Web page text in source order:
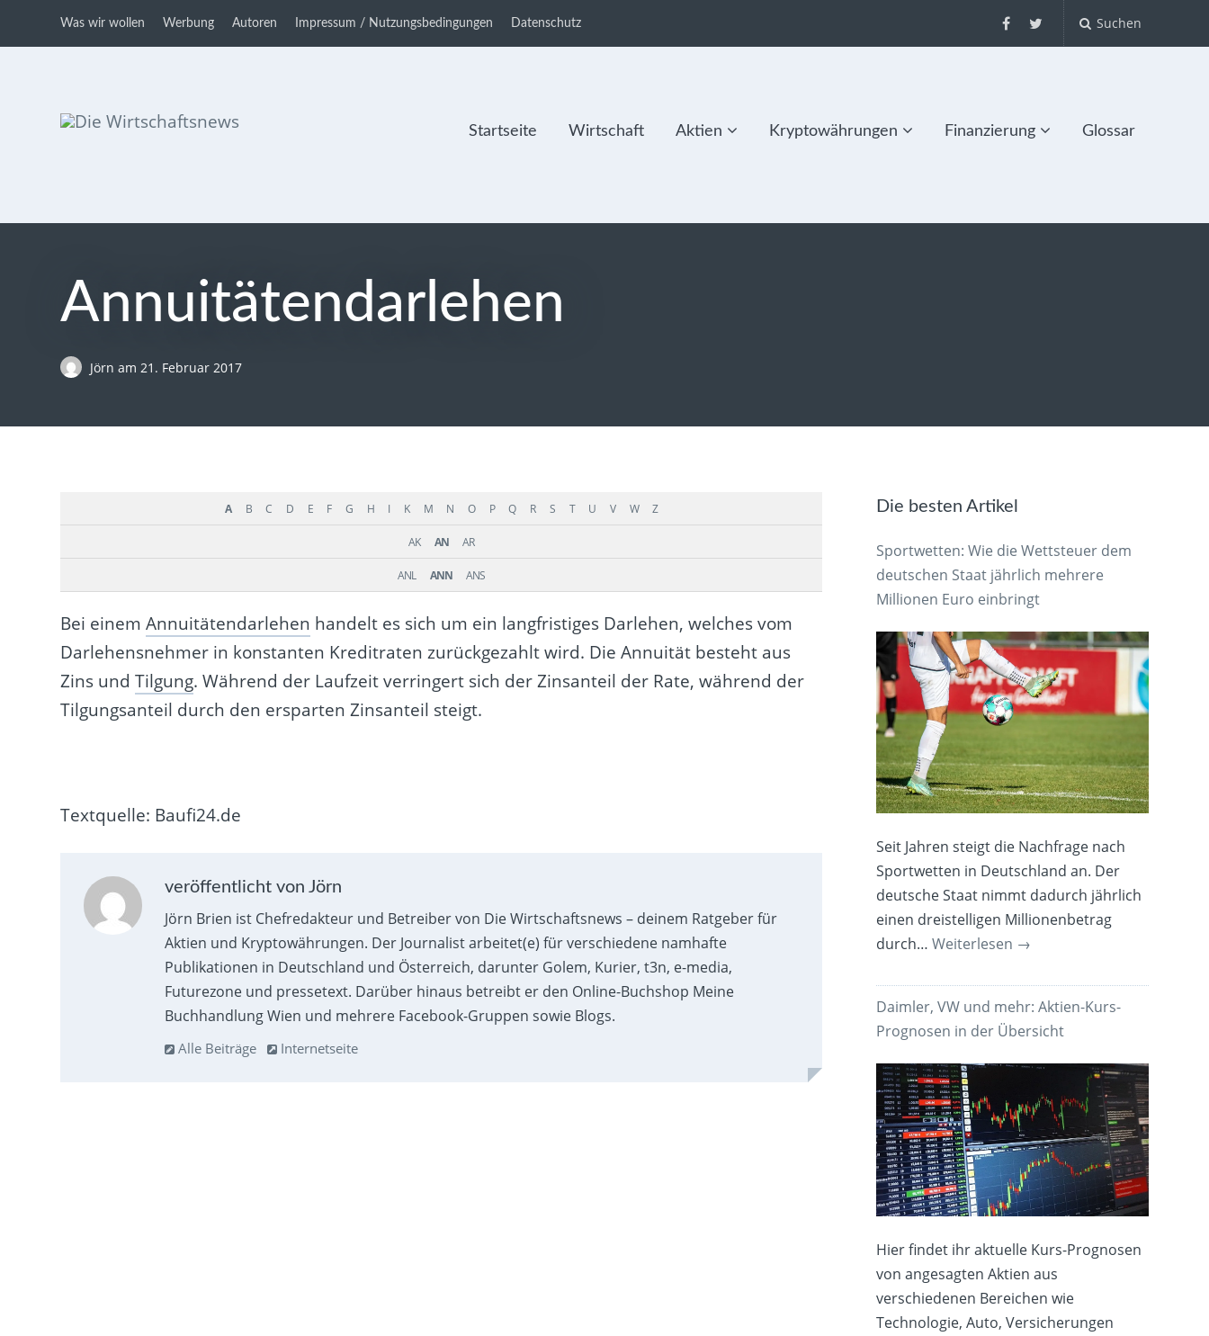
Was wir wollen Werbung Autoren Impressum / Nutzungsbedingungen Datenschutz Suchen
Startseite Wirtschaft Aktien Kryptowährungen Finanzierung Glossar
Annuitätendarlehen
Jörnam 21. Februar 2017
A B C D E F G H I K M N O P Q R S T U V W Z
AK AN AR
ANL ANN ANS
Bei einemAnnuitätendarlehen handelt es sich um ein langfristiges Darlehen, welches vom
Darlehensnehmer in konstanten Kreditraten zurückgezahlt wird. Die Annuität besteht aus
Zins undTilgung. Während der Laufzeit verringert sich der Zinsanteil der Rate, während der
Tilgungsanteil durch den ersparten Zinsanteil steigt.
Textquelle: Baufi24.de
veröffentlicht von Jörn
Jörn Brien ist Chefredakteur und Betreiber von Die Wirtschaftsnews – deinem Ratgeber für
Aktien und Kryptowährungen. Der Journalist arbeitet(e) für verschiedene namhafte
Publikationen in Deutschland und Österreich, darunter Golem, Kurier, t3n, e-media,
Futurezone und pressetext. Darüber hinaus betreibt er den Online-Buchshop Meine
Buchhandlung Wien und mehrere Facebook-Gruppen sowie Blogs.
Alle Beiträge Internetseite
Die besten Artikel
Sportwetten: Wie die Wettsteuer dem
deutschen Staat jährlich mehrere
Millionen Euro einbringt
Seit Jahren steigt die Nachfrage nach
Sportwetten in Deutschland an. Der
deutsche Staat nimmt dadurch jährlich
einen dreistelligen Millionenbetrag
durch…Weiterlesen →
Daimler, VW und mehr: Aktien-Kurs-
Prognosen in der Übersicht
Hier findet ihr aktuelle Kurs-Prognosen
von angesagten Aktien aus
verschiedenen Bereichen wie
Technologie, Auto, Versicherungen